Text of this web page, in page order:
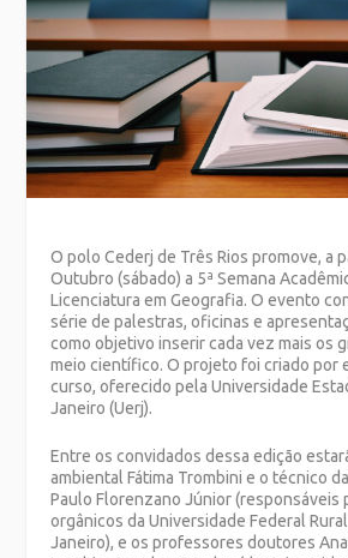
O polo Cederj de Três Rios promove, a
Outubro (sábado) a 5ª Semana
Licenciatura em Geografia. O evento
série de palestras, oficinas e
como objetivo inserir cada vez mais os
meio científico. O projeto foi criado por
curso, oferecido pela Universidade
Janeiro (Uerj).
Entre os convidados dessa edição
ambiental Fátima Trombini e o técnico
Paulo Florenzano Júnior (responsáveis
orgânicos da Universidade Federal
Janeiro), e os professores doutores